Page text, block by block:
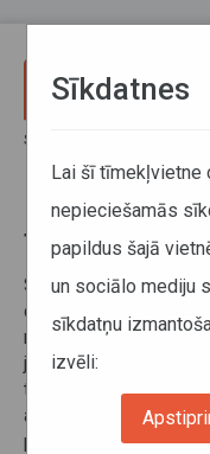
Sākums
Saskaņā ar
direkcijas – un
nodrošinātāja līgumā
jāinformē direkcija par
transporta
autobusi, kas nav
pārvadātājam ir
Sīkdatnes
Lai šī tīmekļvietne
nepieciešamās
papildus šajā
un sociālo mediju
sīkdatņu
izvēli: